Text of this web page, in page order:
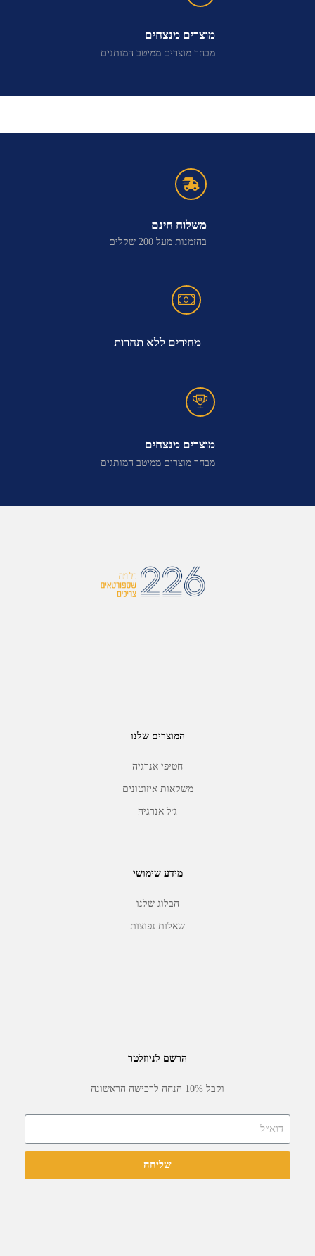
מוצרים מנצחים
מבחר מוצרים ממיטב המותגים
משלוח חינם
בהזמנות מעל 200 שקלים
מחירים ללא תחרות
מוצרים מנצחים
מבחר מוצרים ממיטב המותגים
המוצרים שלנו
חטיפי אנרגיה
משקאות איזוטונים
ג׳ל אנרגיה
מידע שימושי
הבלוג שלנו
שאלות נפוצות
הרשם לניוזלטר
וקבל 10% הנחה לרכישה הראשונה
שליחה